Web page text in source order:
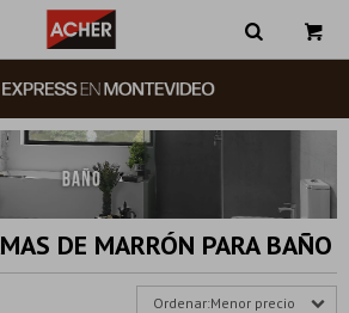
DE MARRÓN PARA BAÑO
Menor precio